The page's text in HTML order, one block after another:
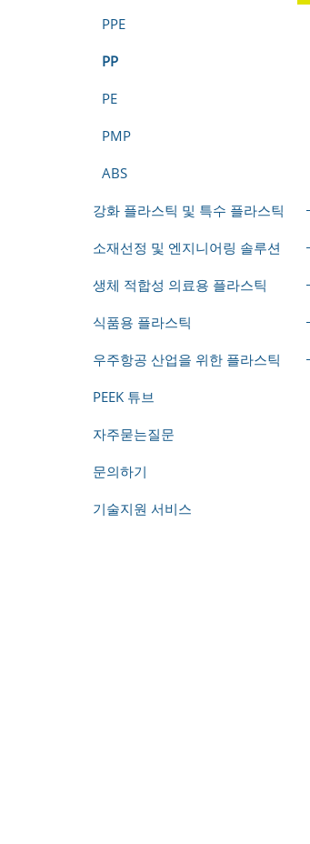
PPE
PP
PE
PMP
ABS
강화 플라스틱 및 특수 플라스틱
소재선정 및 엔지니어링 솔루션
생체 적합성 의료용 플라스틱
식품용 플라스틱
우주항공 산업을 위한 플라스틱
PEEK 튜브
자주묻는질문
문의하기
기술지원 서비스